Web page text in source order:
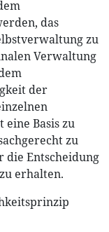
das
zu
Verwaltung
der
Basis zu
zu
Entscheidung
erhalten.